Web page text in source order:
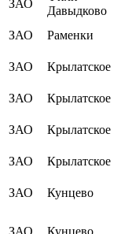
ЗАО
Давыдково
ЗАО Раменки
ЗАО Крылатское
ЗАО Крылатское
ЗАО Крылатское
ЗАО Крылатское
ЗАО Кунцево
ЗАО Кунцево